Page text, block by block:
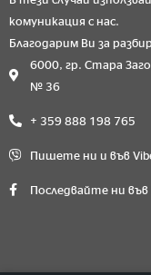
комуникация с нас.
Благодарим Ви за
6000, гр. Стара
№ 36
+ 359 888 198 765
Пишете ни и във
Последвайте ни във